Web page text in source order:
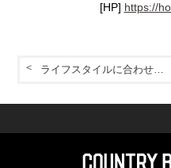
[HP] https://
ライフスタイルに合わせて楽しみが増える空間。